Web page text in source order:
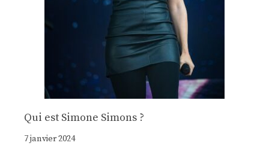
Qui est Simone Simons ?
7 janvier 2024